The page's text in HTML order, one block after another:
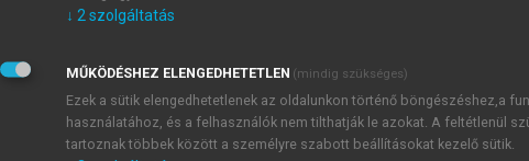
Az egyik az, hogy az alapige, mely a grammatikalizáció
különbözik. A kamasszban konkrét, mozgást vagy
váltak először aspektusjelölő (folyamatos vagy befejezett)
lett, melyben a konverbumképző és a segédige összeolvadása
A konkrét jelentésű teljes igék és az aspektusjelölő
↓ 2szolgáltatás
MŰKÖDÉSHEZ ELENGEDHETETLEN (mindig szükséges)
Ezek a sütik elengedhetetlenek az oldalunkon történő böngészéshez,a
használatához, és a felhasználók nem tilthatják le azokat. A feltétlenül
tartoznak többek között a személyre szabott beállításokat kezelő sütik.